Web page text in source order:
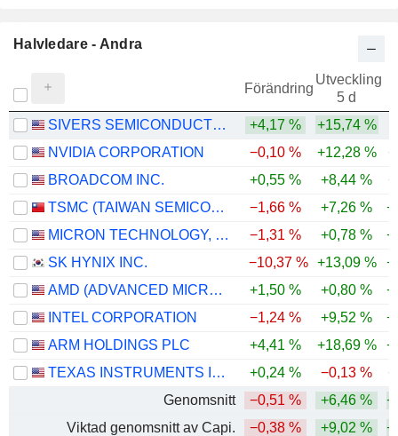
Halvledare - Andra
Förändring
Utveckling
5 d
SIVERS SEMICONDUCTORS AB +4,17 %
+15,74 %
NVIDIA CORPORATION
−0,10 % +12,28 %
BROADCOM INC.
+0,55 % +8,44 %
TSMC (TAIWAN SEMICONDUCTOR MANUFACTURING COMPANY)
−1,66 % +7,26 %
MICRON TECHNOLOGY, INC.
−1,31 % +0,78 %
SK HYNIX INC.
−10,37 % +13,09 %
AMD (ADVANCED MICRO DEVICES)
+1,50 % +0,80 %
INTEL CORPORATION
−1,24 % +9,52 %
ARM HOLDINGS PLC
+4,41 % +18,69 %
TEXAS INSTRUMENTS INCORPORATED
+0,24 % −0,13 %
Genomsnitt
−0,51 % +6,46 %
Viktad genomsnitt av Capi.
−0,38 % +9,02 %